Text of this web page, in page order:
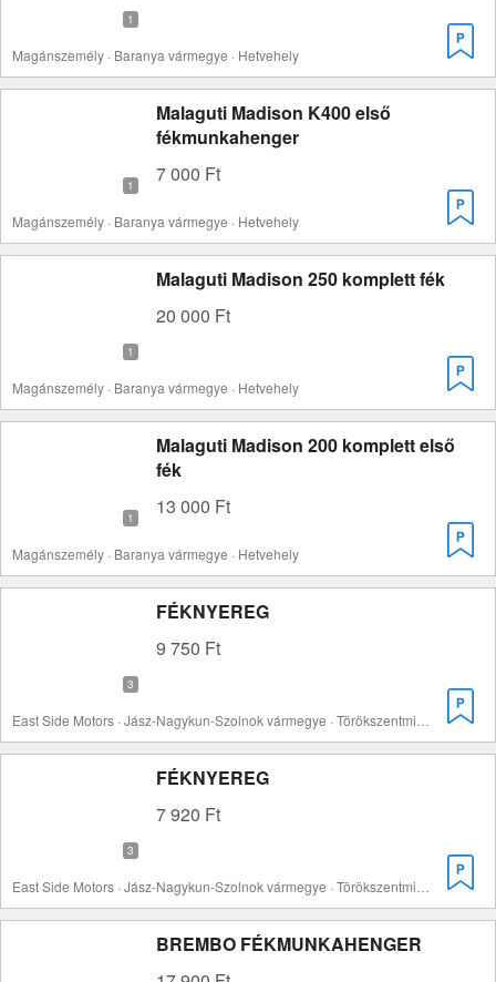
Magánszemély · Baranya vármegye · Hetvehely
Malaguti Madison K400 első
fékmunkahenger
7 000 Ft
Magánszemély · Baranya vármegye · Hetvehely
Malaguti Madison 250 komplett fék
20 000 Ft
Magánszemély · Baranya vármegye · Hetvehely
Malaguti Madison 200 komplett első
fék
13 000 Ft
Magánszemély · Baranya vármegye · Hetvehely
FÉKNYEREG
9 750 Ft
FÉKNYEREG
7 920 Ft
BREMBO FÉKMUNKAHENGER